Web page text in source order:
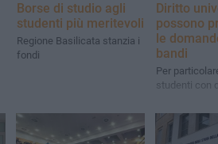
Borse di studio agli
studenti più meritevoli
Regione Basilicata stanzia i
fondi
Diritto
possono
le
bandi
Per
studenti con